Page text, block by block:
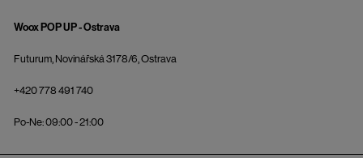
Woox POP UP - Ostrava
Futurum, Novinářská 3178/6, Ostrava
+420 778 491 740
Po-Ne: 09:00 - 21:00